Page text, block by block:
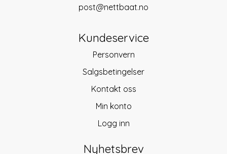
post@nettbaat.no
Kundeservice
Personvern
Salgsbetingelser
Kontakt oss
Min konto
Logg inn
Nyhetsbrev